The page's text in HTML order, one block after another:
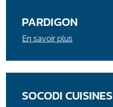
PARDIGON
En savoir plus
SOCODI CUISINES